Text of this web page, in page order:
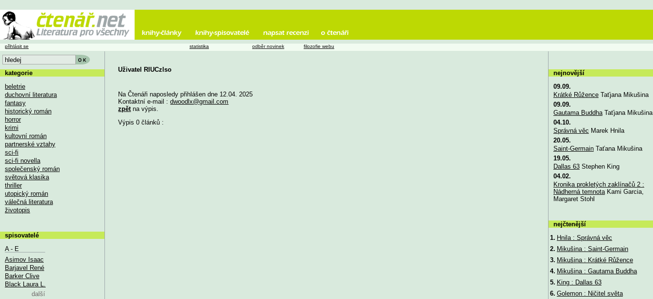
Uživatel RIUCzlso
Na Čtenáři naposledy přihlášen dne 12.04. 2025
Kontaktní e-mail :dwoodlx@gmail.com
zpět na výpis.
Výpis 0 článků :
přihlásit se statistika odběr novinek filozofie webu
kategorie
beletrie
duchovní literatura
fantasy
historický román
horror
krimi
kultovní román
partnerské vztahy
sci-fi
sci-fi novella
společenský román
světová klasika
thriller
utopický román
válečná literatura
životopis
spisovatelé
A - E
Asimov Isaac
Barjavel René
Barker Clive
Black Laura L.
další
nejnovější
09.09.
Krátké RůženceTaťjana Mikušina
09.09.
Gautama BuddhaTaťjana Mikušina
04.10.
Správná věc Marek Hnila
20.05.
Saint-GermainTaťana Mikušina
19.05.
Dallas 63Stephen King
04.02.
Kronika prokletých zaklínačů 2 :
Nádherná temnotaKami Garcia,
Margaret Stohl
nejčtenější
1. Hnila : Správná věc
2. Mikušina : Saint-Germain
3. Mikušina : Krátké Růžence
4. Mikušina : Gautama Buddha
5. King : Dallas 63
6. Golemon : Ničitel světa